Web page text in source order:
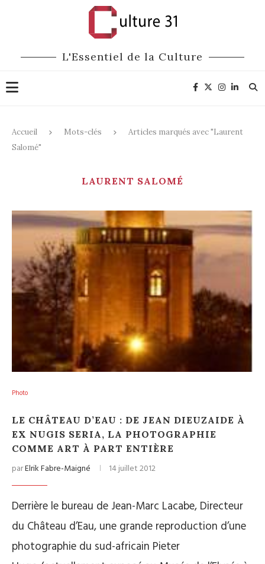
L'Essentiel de la Culture
Accueil Mots-clés
Articles marqués avec "Laurent
Salomé"
LAURENT SALOMÉ
Photo
LE CHÂTEAU D’EAU : DE JEAN DIEUZAIDE À
EX NUGIS SERIA, LA PHOTOGRAPHIE
COMME ART À PART ENTIÈRE
parElrik Fabre-Maigné 14 juillet 2012
Derrière le bureau de Jean-Marc Lacabe, Directeur
du Château d’Eau, une grande reproduction d’une
photographie du sud-africain Pieter